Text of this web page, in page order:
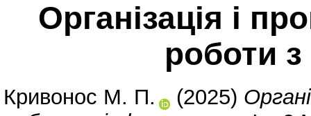
Організація і
роботи
Кривонос М. П. (2025)